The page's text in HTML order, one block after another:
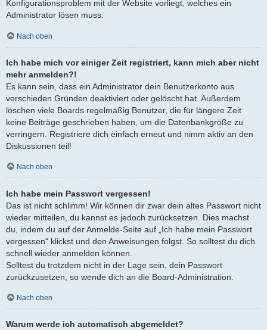
Konfigurationsproblem mit der Website vorliegt, welches ein
Administrator lösen muss.
Nach oben
Ich habe mich vor einiger Zeit registriert, kann mich aber nicht
mehr anmelden?!
Es kann sein, dass ein Administrator dein Benutzerkonto aus
verschieden Gründen deaktiviert oder gelöscht hat. Außerdem
löschen viele Boards regelmäßig Benutzer, die für längere Zeit
keine Beiträge geschrieben haben, um die Datenbankgröße zu
verringern. Registriere dich einfach erneut und nimm aktiv an den
Diskussionen teil!
Nach oben
Ich habe mein Passwort vergessen!
Das ist nicht schlimm! Wir können dir zwar dein altes Passwort nicht
wieder mitteilen, du kannst es jedoch zurücksetzen. Dies machst
du, indem du auf der Anmelde-Seite auf „Ich habe mein Passwort
vergessen“ klickst und den Anweisungen folgst. So solltest du dich
schnell wieder anmelden können.
Solltest du trotzdem nicht in der Lage sein, dein Passwort
zurückzusetzen, so wende dich an die Board-Administration.
Nach oben
Warum werde ich automatisch abgemeldet?